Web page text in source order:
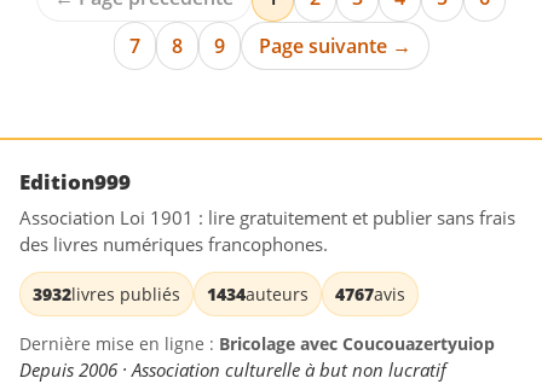
7
8 9 Page suivante →
Edition999
Association Loi 1901 : lire gratuitement et publier sans frais
des livres numériques francophones.
3932livres publiés 1434auteurs 4767avis
Dernière mise en ligne : Bricolage avec Coucouazertyuiop
Depuis 2006 · Association culturelle à but non lucratif